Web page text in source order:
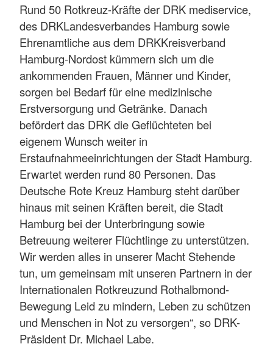
Rund 50 Rotkreuz-Kräfte der DRK mediservice,
des DRKLandesverbandes Hamburg sowie
Ehrenamtliche aus dem DRKKreisverband
Hamburg-Nordost kümmern sich um die
ankommenden Frauen, Männer und Kinder,
sorgen bei Bedarf für eine medizinische
Erstversorgung und Getränke. Danach
befördert das DRK die Geflüchteten bei
eigenem Wunsch weiter in
Erstaufnahmeeinrichtungen der Stadt Hamburg.
Erwartet werden rund 80 Personen. Das
Deutsche Rote Kreuz Hamburg steht darüber
hinaus mit seinen Kräften bereit, die Stadt
Hamburg bei der Unterbringung sowie
Betreuung weiterer Flüchtlinge zu unterstützen.
Wir werden alles in unserer Macht Stehende
tun, um gemeinsam mit unseren Partnern in der
Internationalen Rotkreuzund Rothalbmond-
Bewegung Leid zu mindern, Leben zu schützen
und Menschen in Not zu versorgen“, so DRK-
Präsident Dr. Michael Labe.